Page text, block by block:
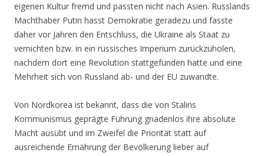
eigenen Kultur fremd und passten nicht nach Asien. Russlands
Machthaber Putin hasst Demokratie geradezu und fasste
daher vor Jahren den Entschluss, die Ukraine als Staat zu
vernichten bzw. in ein russisches Imperium zurückzuholen,
nachdem dort eine Revolution stattgefunden hatte und eine
Mehrheit sich von Russland ab- und der EU zuwandte.
Von Nordkorea ist bekannt, dass die von Stalins
Kommunismus geprägte Führung gnadenlos ihre absolute
Macht ausübt und im Zweifel die Priorität statt auf
ausreichende Ernährung der Bevölkerung lieber auf